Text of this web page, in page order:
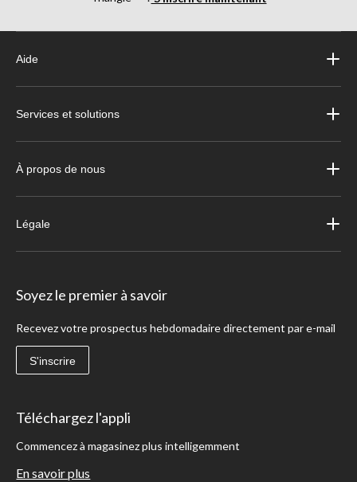
Aide
Services et solutions
À propos de nous
Légale
Soyez le premier à savoir
Recevez votre prospectus hebdomadaire directement par e-mail
S'inscrire
Téléchargez l'appli
Commencez à magasinez plus intelligemment
En savoir plus